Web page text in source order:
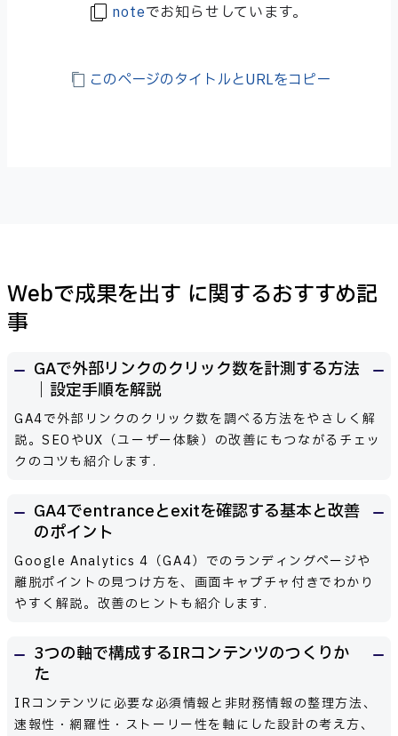
noteでお知らせしています。
このページのタイトルとURLをコピー
Webで成果を出す に関するおすすめ記
事
GAで外部リンクのクリック数を計測する方法
｜設定手順を解説
GA4で外部リンクのクリック数を調べる方法をやさしく解
説。SEOやUX（ユーザー体験）の改善にもつながるチェッ
クのコツも紹介します.
GA4でentranceとexitを確認する基本と改善
のポイント
Google Analytics 4（GA4）でのランディングページや
離脱ポイントの見つけ方を、画面キャプチャ付きでわかり
やすく解説。改善のヒントも紹介します.
3つの軸で構成するIRコンテンツのつくりか
た
IRコンテンツに必要な必須情報と非財務情報の整理方法、
速報性・網羅性・ストーリー性を軸にした設計の考え方、